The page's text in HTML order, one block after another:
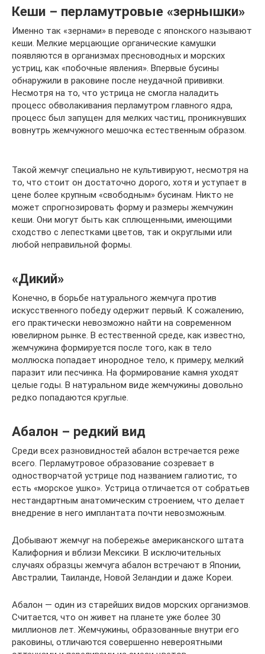
Кеши – перламутровые «зернышки»
Именно так «зернами» в переводе с японского называют
кеши. Мелкие мерцающие органические камушки
появляются в организмах пресноводных и морских
устриц, как «побочные явления». Впервые бусины
обнаружили в раковине после неудачной прививки.
Несмотря на то, что устрица не смогла наладить
процесс обволакивания перламутром главного ядра,
процесс был запущен для мелких частиц, проникнувших
вовнутрь жемчужного мешочка естественным образом.
Такой жемчуг специально не культивируют, несмотря на
то, что стоит он достаточно дорого, хотя и уступает в
цене более крупным «свободным» бусинам. Никто не
может спрогнозировать форму и размеры жемчужин
кеши. Они могут быть как сплющенными, имеющими
сходство с лепестками цветов, так и округлыми или
любой неправильной формы.
«Дикий»
Конечно, в борьбе натурального жемчуга против
искусственного победу одержит первый. К сожалению,
его практически невозможно найти на современном
ювелирном рынке. В естественной среде, как известно,
жемчужина формируется после того, как в тело
моллюска попадает инородное тело, к примеру, мелкий
паразит или песчинка. На формирование камня уходят
целые годы. В натуральном виде жемчужины довольно
редко попадаются круглые.
Абалон – редкий вид
Среди всех разновидностей абалон встречается реже
всего. Перламутровое образование созревает в
одностворчатой устрице под названием галиотис, то
есть «морское ушко». Устрица отличается от собратьев
нестандартным анатомическим строением, что делает
внедрение в него имплантата почти невозможным.
Добывают жемчуг на побережье американского штата
Калифорния и вблизи Мексики. В исключительных
случаях образцы жемчуга абалон встречают в Японии,
Австралии, Таиланде, Новой Зеландии и даже Кореи.
Абалон — один из старейших видов морских организмов.
Считается, что он живет на планете уже более 30
миллионов лет. Жемчужины, образованные внутри его
раковины, отличаются совершенно невероятными